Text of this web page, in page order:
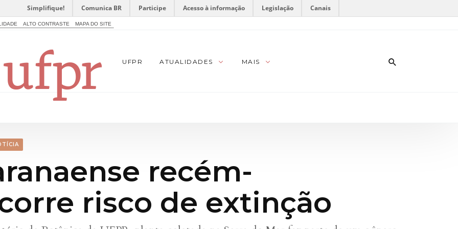
Simplifique! Comunica BR Participe Acesso à informação Legislação Canais
ALTO CONTRASTE MAPA DO SITE
UFPR ATUALIDADES MAIS
recém-
risco de extinção